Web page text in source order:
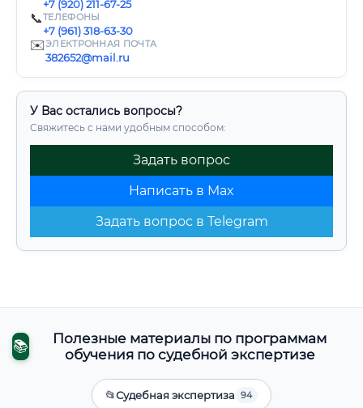
+7 (920) 211-67-25
📞ТЕЛЕФОНЫ
+7 (961) 318-63-30
✉️ЭЛЕКТРОННАЯ ПОЧТА
382652@mail.ru
У Вас остались вопросы?
Свяжитесь с нами удобным способом:
Задать вопрос
Написать в Max
Задать вопрос в Telegram
📚
Полезные материалы по программам
обучения по судебной экспертизе
📂Судебная экспертиза 94